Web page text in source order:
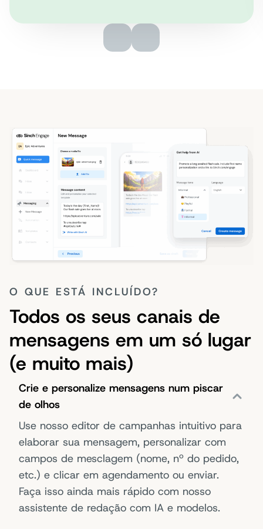
O QUE ESTÁ INCLUÍDO?
Todos os seus canais de
mensagens em um só lugar
(e muito mais)
Crie e personalize mensagens num piscar
de olhos
Use nosso editor de campanhas intuitivo para
elaborar sua mensagem, personalizar com
campos de mesclagem (nome, nº do pedido,
etc.) e clicar em agendamento ou enviar.
Faça isso ainda mais rápido com nosso
assistente de redação com IA e modelos.